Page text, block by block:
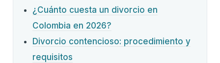
¿Cuánto cuesta un divorcio en
Colombia en 2026?
Divorcio contencioso: procedimiento y
requisitos